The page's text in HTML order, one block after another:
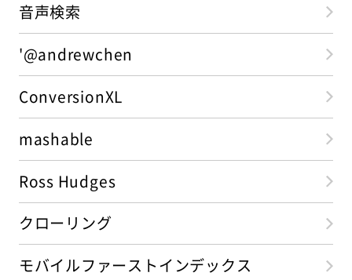
音声検索
'@andrewchen
ConversionXL
mashable
Ross Hudges
クローリング
モバイルファーストインデックス